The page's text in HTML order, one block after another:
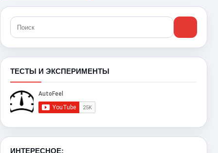
ТЕСТЫ И ЭКСПЕРИМЕНТЫ
ИНТЕРЕСНОЕ: